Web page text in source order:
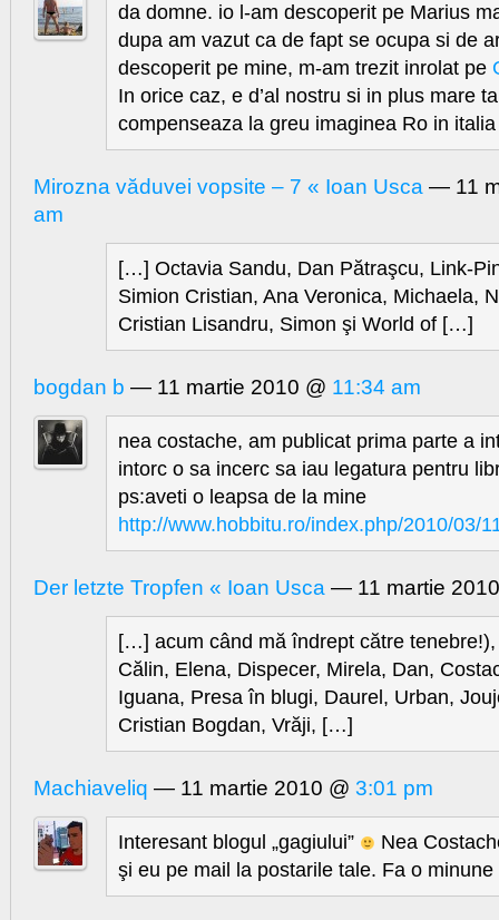
da domne. io l-am descoperit pe Marius
dupa am vazut ca de fapt se ocupa si de
descoperit pe mine, m-am trezit inrolat pe
In orice caz, e d’al nostru si in plus mare
compenseaza la greu imaginea Ro in
Mirozna văduvei vopsite – 7 « Ioan Usca — 11
am
[…] Octavia Sandu, Dan Pătraşcu, Link-
Simion Cristian, Ana Veronica, Michaela,
Cristian Lisandru, Simon şi World of […]
bogdan b — 11 martie 2010 @ 11:34 am
nea costache, am publicat prima parte a
intorc o sa incerc sa iau legatura pentru
ps:aveti o leapsa de la mine
http://www.hobbitu.ro/index.php/2010/03/
Der letzte Tropfen « Ioan Usca — 11 martie
[…] acum când mă îndrept către
Călin, Elena, Dispecer, Mirela, Dan,
Iguana, Presa în blugi, Daurel, Urban,
Cristian Bogdan, Vrăji, […]
Machiaveliq — 11 martie 2010 @ 3:01 pm
Interesant blogul „gagiului”
Nea
şi eu pe mail la postarile tale. Fa o